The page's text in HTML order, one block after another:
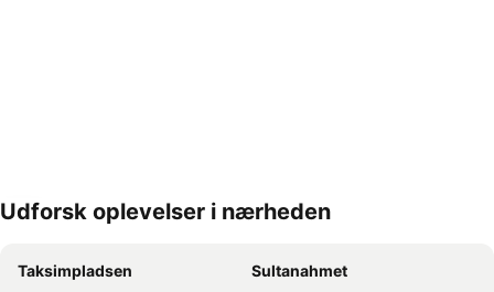
Udvid kort
Udforsk oplevelser i nærheden
Taksimpladsen
Sultanahmet